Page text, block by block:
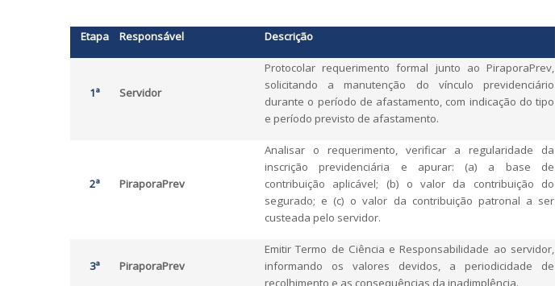
Etapa Responsável Descrição
1ª Servidor
Protocolar requerimento formal junto ao PiraporaPrev,
solicitando a manutenção do vínculo previdenciário
durante o período de afastamento, com indicação do tipo
e período previsto de afastamento.
2ª PiraporaPrev
Analisar o requerimento, verificar a regularidade da
inscrição previdenciária e apurar: (a) a base de
contribuição aplicável; (b) o valor da contribuição do
segurado; e (c) o valor da contribuição patronal a ser
custeada pelo servidor.
3ª PiraporaPrev
Emitir Termo de Ciência e Responsabilidade ao servidor,
informando os valores devidos, a periodicidade de
recolhimento e as consequências da inadimplência.